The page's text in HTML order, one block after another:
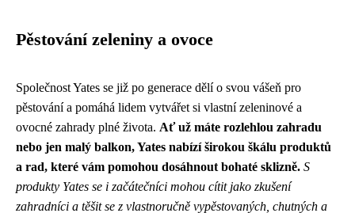
Pěstování zeleniny a ovoce
Společnost Yates se již po generace dělí o svou vášeň pro
pěstování a pomáhá lidem vytvářet si vlastní zeleninové a
ovocné zahrady plné života. Ať už máte rozlehlou zahradu
nebo jen malý balkon, Yates nabízí širokou škálu produktů
a rad, které vám pomohou dosáhnout bohaté sklizně. S
produkty Yates se i začátečníci mohou cítit jako zkušení
zahradníci a těšit se z vlastnoručně vypěstovaných, chutných a